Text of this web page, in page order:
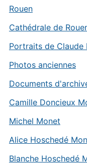
Rouen
Cathédrale de
Portraits de Claude
Photos anciennes
Documents
Camille Doncieux
Michel Monet
Alice Hoschedé
Blanche Hoschedé